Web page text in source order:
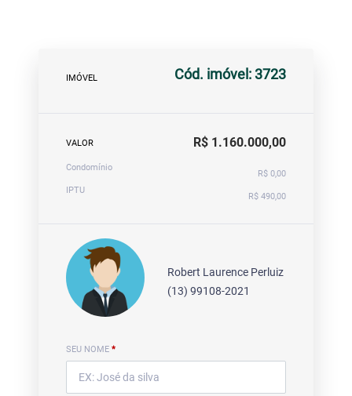
IMÓVEL Cód. imóvel: 3723
VALOR R$ 1.160.000,00
Condomínio
R$ 0,00
IPTU
R$ 490,00
Robert Laurence Perluiz
(13) 99108-2021
SEU NOME *